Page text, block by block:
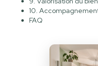
10.
FAQ